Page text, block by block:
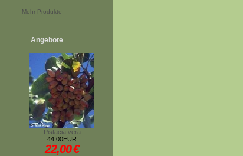
- Mehr Produkte
Angebote
Pistacia vera
44,00EUR
22,00€